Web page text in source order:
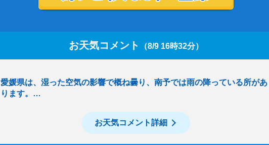
お天気コメント （8/9 16時32分）
愛媛県は、湿った空気の影響で概ね曇り、南予では雨の降っている所があ
ります。…
お天気コメント詳細